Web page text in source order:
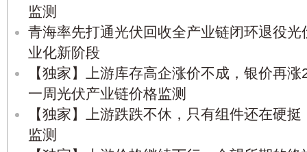
监测
青海率先打通光伏回收全产业链闭环退役
业化新阶段
【独家】上游库存高企涨价不成，银价再
一周光伏产业链价格监测
【独家】上游跌跌不休，只有组件还在硬
监测